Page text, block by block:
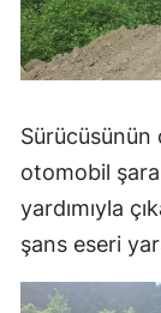
otomobil
yardımıyla
şans eseri